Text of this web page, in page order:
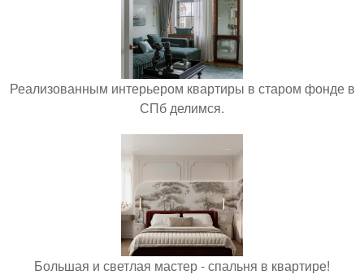
Реализованным интерьером квартиры в старом фонде в
СПб делимся.
Большая и светлая мастер - спальня в квартире!